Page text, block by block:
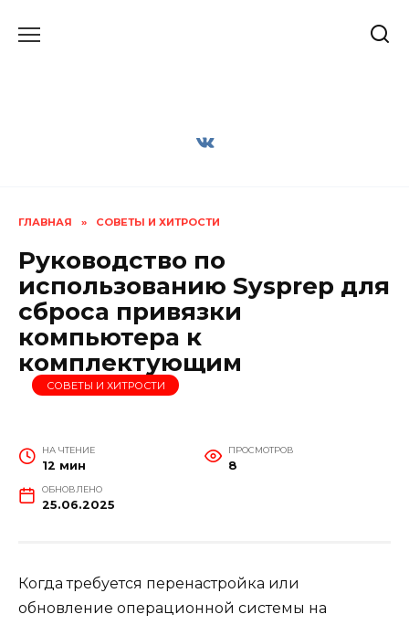
ГЛАВНАЯ » СОВЕТЫ И ХИТРОСТИ
Руководство по
использованию Sysprep для
сброса привязки
компьютера к
комплектующим
СОВЕТЫ И ХИТРОСТИ
НА ЧТЕНИЕ
12 мин
ПРОСМОТРОВ
8
ОБНОВЛЕНО
25.06.2025
Когда требуется перенастройка или
обновление операционной системы на